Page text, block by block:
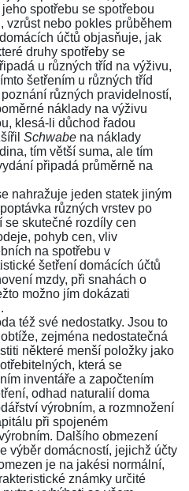
spotřebu se spotřebou
vzrůst nebo pokles průběhem
účtů objasňuje, jak
druhy spotřeby se
u různých tříd na výživu,
šetřením u různých tříd
různých pravidelností,
náklady na výživu
klesá-li důchod řadou
Schwabe na náklady
tím větší suma, ale tím
připadá průměrně na
nahražuje jeden statek jiným
různých vrstev po
se skutečné rozdíly cen
pohyb cen, vliv
na spotřebu v
šetření domácích účtů
mzdy, při snahách o
možno jím dokázati
též své nedostatky. Jsou to
zejména nedostatečná
některé menší položky jako
která se
inventáře a započtením
odhad naturalií doma
výrobním, a rozmnožení
při spojeném
Dalšího obmezení
výběr domácností, jejichž účty
je na jakési normální,
známky určité